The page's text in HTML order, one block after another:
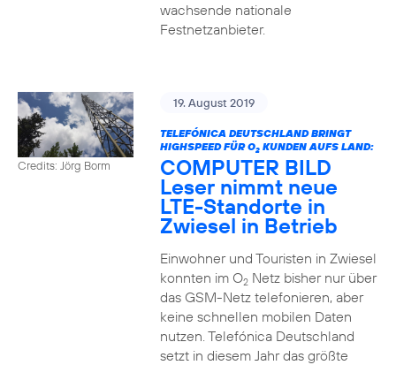
wachsende nationale
Festnetzanbieter.
Credits: Jörg Borm
19. August 2019
TELEFÓNICA DEUTSCHLAND BRINGT
HIGHSPEED FÜR O2KUNDEN AUFS LAND:
COMPUTER BILD
Leser nimmt neue
LTE-Standorte in
Zwiesel in Betrieb
Einwohner und Touristen in Zwiesel
konnten im O2Netz bisher nur über
das GSM-Netz telefonieren, aber
keine schnellen mobilen Daten
nutzen. Telefónica Deutschland
setzt in diesem Jahr das größte